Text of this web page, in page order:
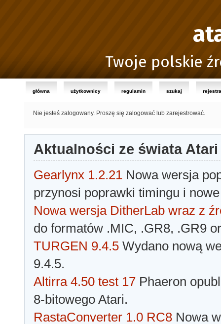
Twoje polskie
główna użytkownicy regulamin szukaj
Nie jesteś zalogowany. Proszę się zalogować lub zarejestrować.
Aktualności ze świata Atari
Gearlynx 1.2.21 Nowa wersja
przynosi poprawki timingu i
Nowa wersja DitherLab wraz z
do formatów .MIC, .GR8, .GR9
TURGEN 9.4.5 Wydano nową
9.4.5.
Altirra 4.50 test 17 Phaeron
8-bitowego Atari.
RastaConverter 1.0 RC8 Nowa